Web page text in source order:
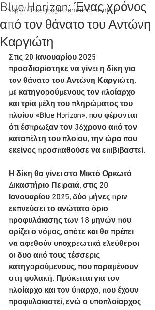
https://docs.google.com/document/d/
Blue Horizon: Ένας χρόνος
από τον θάνατο του Αντώνη
Καργιώτη
Στις 20 Ιανουαρίου 2025
προσδιορίστηκε να γίνει η δίκη για
τον θάνατο του Αντώνη Καργιώτη,
με κατηγορούμενους τον πλοίαρχο
και τρία μέλη του πληρώματος του
πλοίου «Blue Horizon», που φέρονται
ότι έσπρωξαν τον 36χρονο από τον
καταπέλτη του πλοίου, την ώρα που
εκείνος προσπαθούσε να επιβιβαστεί.
Η δίκη θα γίνει στο Μικτό Ορκωτό
Δικαστήριο Πειραιά, στις 20
Ιανουαρίου 2025, δύο μήνες πριν
εκπνεύσει το ανώτατο όριο
προφυλάκισης των 18 μηνών που
ορίζει ο νόμος, οπότε και θα πρέπει
να αφεθούν υποχρεωτικά ελεύθεροι
οι δυο από τους τέσσερις
κατηγορούμενους, που παραμένουν
στη φυλακή. Πρόκειται για τον
πλοίαρχο και τον ύπαρχο, που έχουν
προφυλακιστεί, ενώ ο υποπλοίαρχος